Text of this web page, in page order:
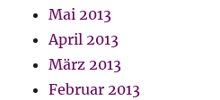
Mai 2013
April 2013
März 2013
Februar 2013